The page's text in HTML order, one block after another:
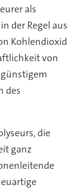
als
der Regel aus
Kohlendioxid
von
des
die
ganz